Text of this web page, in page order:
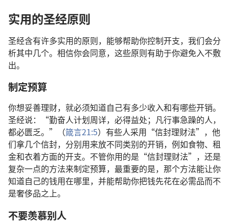
实用的圣经原则
圣经含有许多实用的原则，能够帮助你控制开支，我们会分
析其中几个。相信你会同意，这些原则有助于你避免入不敷
出。
制定预算
你想妥善理财，就必须知道自己有多少收入和有哪些开销。
圣经说：“勤奋人计划周详，必得益处；凡行事急躁的人，
都必匮乏。”（箴言21:5）有些人采用“信封理财法”，他
们拿几个信封，分别用来放不同类别的开销，例如食物、租
金和衣着方面的开支。不管你用的是“信封理财法”，还是
复杂一点的方法来制定预算，最重要的是，那个方法能让你
知道自己的钱用在哪里，并能帮助你把钱先花在必需品而不
是奢侈品之上。
不要羡慕别人